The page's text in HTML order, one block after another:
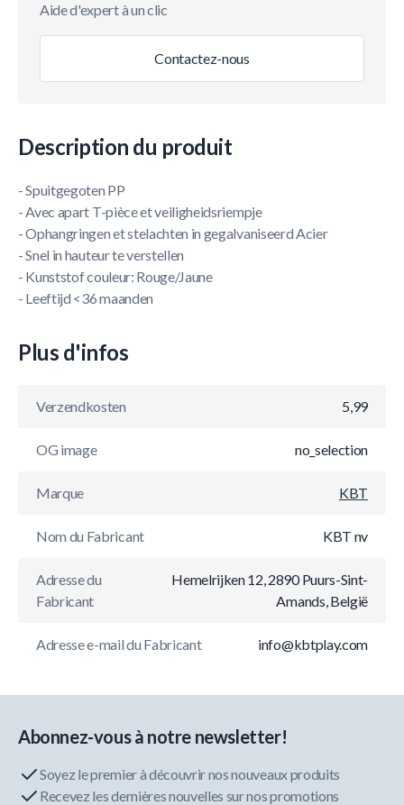
Aide d'expert à un clic
Contactez-nous
Description du produit
- Spuitgegoten PP
- Avec apart T-pièce et veiligheidsriempje
- Ophangringen et stelachten in gegalvaniseerd Acier
- Snel in hauteur te verstellen
- Kunststof couleur: Rouge/Jaune
- Leeftijd <36 maanden
Plus d'infos
Verzendkosten 5,99
OG image no_selection
Marque KBT
Nom du Fabricant KBT nv
Adresse du
Fabricant
Hemelrijken 12, 2890 Puurs-Sint-
Amands, België
Adresse e-mail du Fabricant info@kbtplay.com
Abonnez-vous à notre newsletter!
Soyez le premier à découvrir nos nouveaux produits
Recevez les dernières nouvelles sur nos promotions